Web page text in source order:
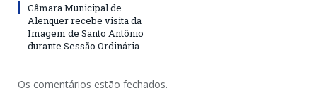
Câmara Municipal de
Alenquer recebe visita da
Imagem de Santo Antônio
durante Sessão Ordinária.
Os comentários estão fechados.